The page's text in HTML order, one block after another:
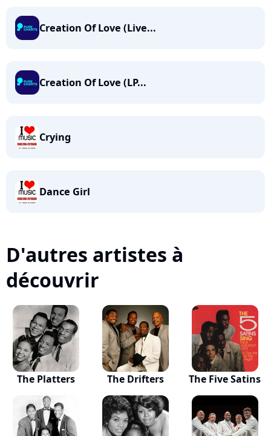
Creation Of Love (Live...
Creation Of Love (LP...
Crying
Dance Girl
D'autres artistes à
découvrir
The Platters The Drifters The Five Satins